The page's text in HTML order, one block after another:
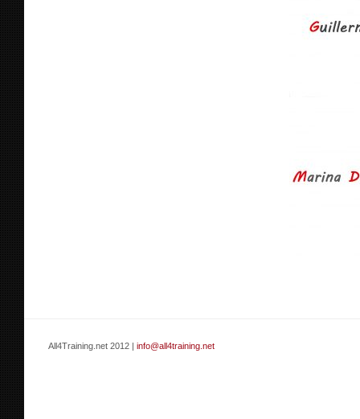
All4Training.net 2012 | info@all4training.net